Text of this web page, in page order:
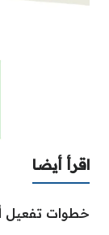
اقرأ أيضا
خطوات تفعيل